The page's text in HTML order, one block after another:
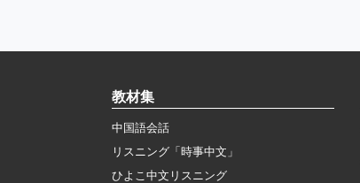
教材集
中国語会話
リスニング「時事中文」
ひよこ中文リスニング